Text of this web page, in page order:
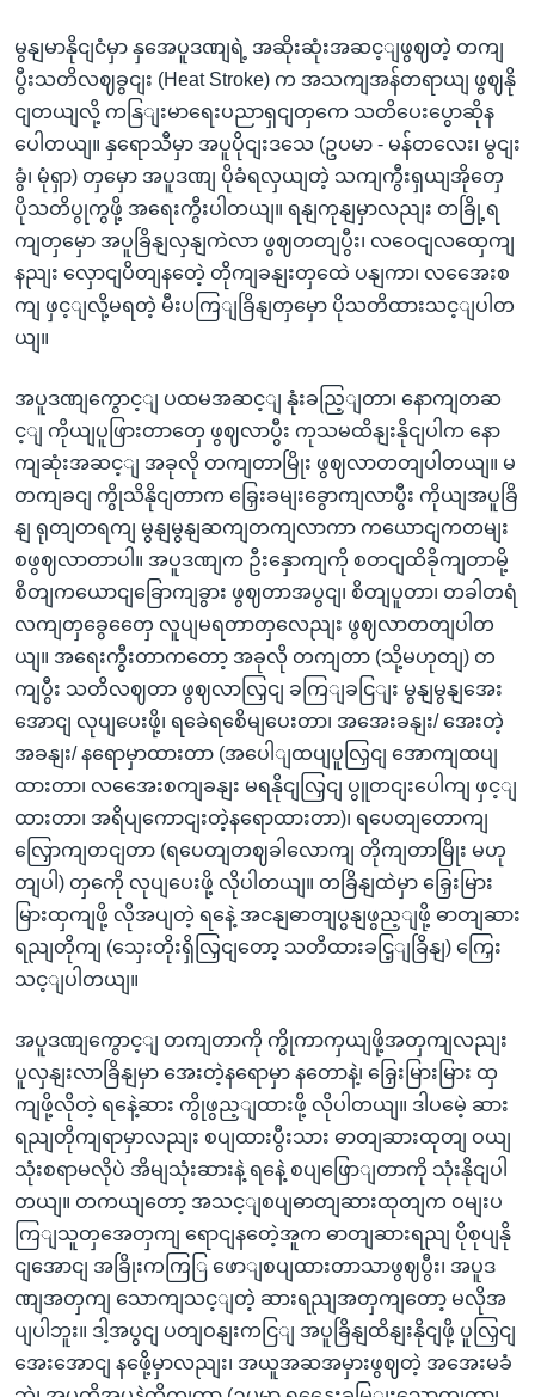
မွနျမာနိုငျငံမှာ နှအေပူဒဏျရဲ့ အဆိုးဆုံးအဆင့ျဖွဈတဲ့ တကျ
ပွီးသတိလဈခွငျး (Heat Stroke) က အသကျအန်တရာယျ ဖွဈနို
ငျတယျလို့ ကနြျးမာရေးပညာရှငျတှကေ သတိပေးပွောဆိုန
ပေါတယျ။ နှရောသီမှာ အပူပိုငျးဒသေ (ဥပမာ - မန်တလေး၊ မွငျး
ခွံ၊ မုံရှာ) တှမှော အပူဒဏျ ပိုခံရလှယျတဲ့ သကျကွီးရှယျအိုတှေ
ပိုသတိပွုကွဖို့ အရေးကွီးပါတယျ။ ရနျကုနျမှာလညျး တခြို့ရ
ကျတှမှော အပူခြိနျလှနျကဲလာ ဖွဈတတျပွီး၊ လဝေငျလထှေကျ
နညျး လှောငျပိတျနတေဲ့ တိုကျခနျးတှထေဲ ပနျကာ၊ လအေေးစ
ကျ ဖှင့ျလို့မရတဲ့ မီးပကြျခြိနျတှမှော ပိုသတိထားသင့ျပါတ
ယျ။
အပူဒဏျကွောင့ျ ပထမအဆင့ျ နုံးခညြ့ျတာ၊ နောကျတဆ
င့ျ ကိုယျပူဖြားတာတှေ ဖွဈလာပွီး ကုသမထိနျးနိုငျပါက နော
ကျဆုံးအဆင့ျ အခုလို တကျတာမြိုး ဖွဈလာတတျပါတယျ။ မ
တကျခငျ ကွိုသိနိုငျတာက ခြှေးခမျးခွောကျလာပွီး ကိုယျအပူခြိ
နျ ရုတျတရကျ မွနျမွနျဆကျတကျလာကာ ကယောငျကတမျး
စဖွဈလာတာပါ။ အပူဒဏျက ဦးနှောကျကို စတငျထိခိုကျတာမို့
စိတျကယောငျခြောကျခွား ဖွဈတာအပွငျ၊ စိတျပူတာ၊ တခါတရံ
လကျတှခွေတှေေ လူပျမရတာတှလေညျး ဖွဈလာတတျပါတ
ယျ။ အရေးကွီးတာကတော့ အခုလို တကျတာ (သို့မဟုတျ) တ
ကျပွီး သတိလဈတာ ဖွဈလာလြှငျ ခကြျခငြျး မွနျမွနျအေး
အောငျ လုပျပေးဖို့၊ ရခေဲရစေိမျပေးတာ၊ အအေးခနျး/ အေးတဲ့
အခနျး/ နရောမှာထားတာ (အပေါျထပျပူလြှငျ အောကျထပျ
ထားတာ၊ လအေေးစကျခနျး မရနိုငျလြှငျ ပွူတငျးပေါကျ ဖှင့ျ
ထားတာ၊ အရိပျကောငျးတဲ့နရောထားတာ)၊ ရပေတျတောကျ
လြှောကျတငျတာ (ရပေတျတဈခါလောကျ တိုကျတာမြိုး မဟု
တျပါ) တှကေို လုပျပေးဖို့ လိုပါတယျ။ တခြိနျထဲမှာ ခြှေးမြား
မြားထှကျဖို့ လိုအပျတဲ့ ရနေဲ့ အငနျဓာတျပွနျဖွည့ျဖို့ ဓာတျဆား
ရညျတိုကျ (သှေးတိုးရှိလြှငျတော့ သတိထားခငြ့ျခြိနျ) ကြှေး
သင့ျပါတယျ။
အပူဒဏျကွောင့ျ တကျတာကို ကွိုကာကှယျဖို့အတှကျလညျး
ပူလှနျးလာခြိနျမှာ အေးတဲ့နရောမှာ နတောနဲ့၊ ခြှေးမြားမြား ထှ
ကျဖို့လိုတဲ့ ရနေဲ့ဆား ကွိုဖွည့ျထားဖို့ လိုပါတယျ။ ဒါပမေဲ့ ဆား
ရညျတိုကျရာမှာလညျး စပျထားပွီးသား ဓာတျဆားထုတျ ဝယျ
သုံးစရာမလိုပဲ အိမျသုံးဆားနဲ့ ရနေဲ့ စပျဖြောျတာကို သုံးနိုငျပါ
တယျ။ တကယျတော့ အသင့ျစပျဓာတျဆားထုတျက ဝမျးပ
ကြျသူတှအေတှကျ ရောငျနတေဲ့အူက ဓာတျဆားရညျ ပိုစုပျနို
ငျအောငျ အခြိုးကကြြ ဖောျစပျထားတာသာဖွဈပွီး၊ အပူဒ
ဏျအတှကျ သောကျသင့ျတဲ့ ဆားရညျအတှကျတော့ မလိုအ
ပျပါဘူး။ ဒါ့အပွငျ ပတျဝနျးကငြျ အပူခြိနျထိနျးနိုငျဖို့ ပူလြှငျ
အေးအောငျ နဖေို့မှာလညျး၊ အယူအဆအမှားဖွဈတဲ့ အအေးမခံ